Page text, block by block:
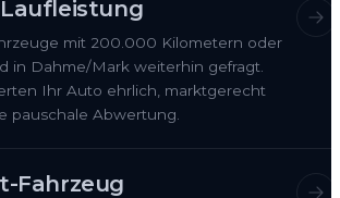
mit 200.000 Kilometern oder
in Dahme/Mark weiterhin gefragt.
Ihr Auto ehrlich, marktgerecht
pauschale Abwertung.
Fahrzeug